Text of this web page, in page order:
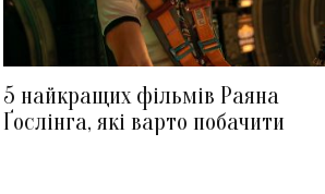
5 найкращих фільмів Раяна
Ґослінга, які варто побачити